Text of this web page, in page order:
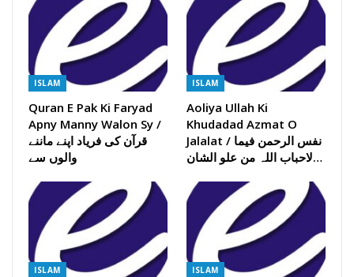
ISLAM
Quran E Pak Ki Faryad
Apny Manny Walon Sy /
قرآن کی فریاد اپنے ماننے
والوں سے
ISLAM
Aoliya Ullah Ki
Khudadad Azmat O
Jalalat / نفس الرحمن فیما
لاحباب اللہ من علو الشان…
ISLAM ISLAM